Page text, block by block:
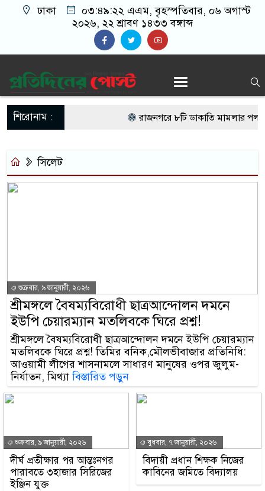
ঢাকা ০৩:৪৯:২২ এএম, বৃহস্পতিবার, ০৬ অগাস্ট
২০২৬, ২২ শ্রাবণ ১৪৩৩ বঙ্গাব্দ
শিরোনাম : রাজনগরে ৮টি ডাকাতি মামলার
যে সিদ্ধান্ত দিলেন আদালত,১৩ বছর
জন্য।
স্যালুট সুজন’-এর চোখে জুলাই
অপ্রাপ্তির বাংলাদেশ?
মুখোশধারীর হামলায় শিক্ষিকা
কালীগঞ্জে পার্টনার ফিল্ড স্কুল
নিরাপত্তা নাকি রাজনৈতিক
সিলেট
শুক্রবার, ৯ জানুয়ারী, ২০২৬
শ্রীমঙ্গলে বৈষম্যবিরোধী ছাত্রআন্দোলন দমনে
ইউপি চেয়ারম্যান মতলিবকে ঘিরে প্রশ্ন!
শ্রীমঙ্গলে বৈষম্যবিরোধী ছাত্রআন্দোলন দমনে ইউপি চেয়ারম্যান
মতলিবকে ঘিরে প্রশ্ন! তিমির বনিক,মৌলভীবাজার প্রতিনিধি:
আওয়ামী লীগের শাসনামলে সাধারণ মানুষের ওপর জুলুম-
নির্যাতন, মিথ্যাবিস্তারিত পড়ুন
শুক্রবার, ৯ জানুয়ারী, ২০২৬
দীর্ঘ প্রতীক্ষার পর আন্তঃনগর
পারাবতে ৩হাজার সিরিজের
ইঞ্জিন যুক্ত
বুধবার, ৭ জানুয়ারী, ২০২৬
বিদায়ী প্রধান শিক্ষক নিজের
কাবিনের জমিতে বিদ্যালয়